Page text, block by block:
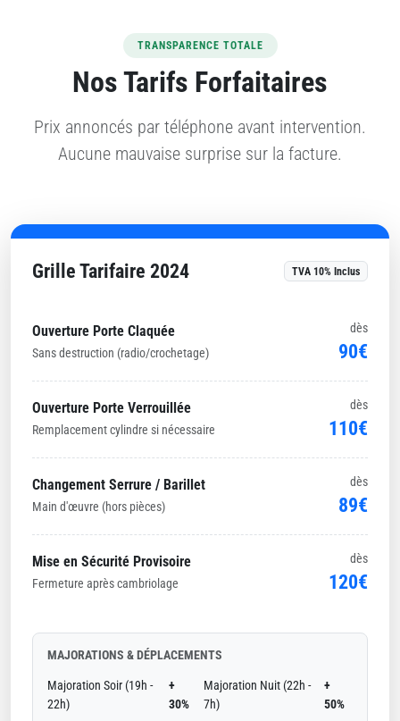
TRANSPARENCE TOTALE
Nos Tarifs Forfaitaires
Prix annoncés par téléphone avant intervention.
Aucune mauvaise surprise sur la facture.
Grille Tarifaire 2024 TVA 10% Inclus
Ouverture Porte Claquée
Sans destruction (radio/crochetage)
dès
90€
Ouverture Porte Verrouillée
Remplacement cylindre si nécessaire
dès
110€
Changement Serrure / Barillet
Main d'œuvre (hors pièces)
dès
89€
Mise en Sécurité Provisoire
Fermeture après cambriolage
dès
120€
MAJORATIONS & DÉPLACEMENTS
Majoration Soir (19h -
22h)
+
30%
Majoration Nuit (22h -
7h)
+
50%